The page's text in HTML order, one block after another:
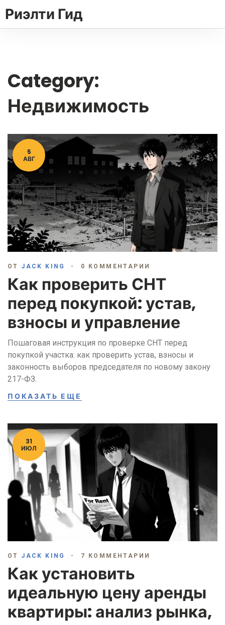
Риэлти Гид
Category:
Недвижимость
5
АВГ
ОТ JACK KING 0 КОММЕНТАРИИ
Как проверить СНТ
перед покупкой: устав,
взносы и управление
Пошаговая инструкция по проверке СНТ перед
покупкой участка: как проверить устав, взносы и
законность выборов председателя по новому закону
217-ФЗ.
ПОКАЗАТЬ ЕЩЕ
31
ИЮЛ
ОТ JACK KING 7 КОММЕНТАРИИ
Как установить
идеальную цену аренды
квартиры: анализ рынка,